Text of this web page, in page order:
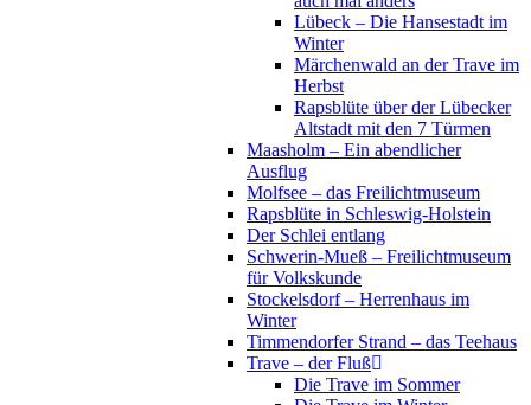
Lübeck – Die Hansestadt im
Winter
Märchenwald an der Trave im
Herbst
Rapsblüte über der Lübecker
Altstadt mit den 7 Türmen
Maasholm – Ein abendlicher
Ausflug
Molfsee – das Freilichtmuseum
Rapsblüte in Schleswig-Holstein
Der Schlei entlang
Schwerin-Mueß – Freilichtmuseum
für Volkskunde
Stockelsdorf – Herrenhaus im
Winter
Timmendorfer Strand – das Teehaus
Trave – der Fluß
Die Trave im Sommer